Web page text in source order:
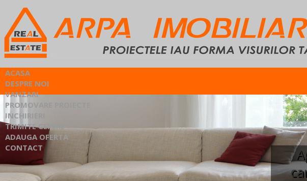
ACASA
DESPRE NOI
VANZARI
PROMOVARE PROIECTE
INCHIRIERI
TRIMITE CERERE
ADAUGA OFERTA
CONTACT